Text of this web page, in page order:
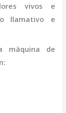
vivos e
llamativo e
màquina de
: